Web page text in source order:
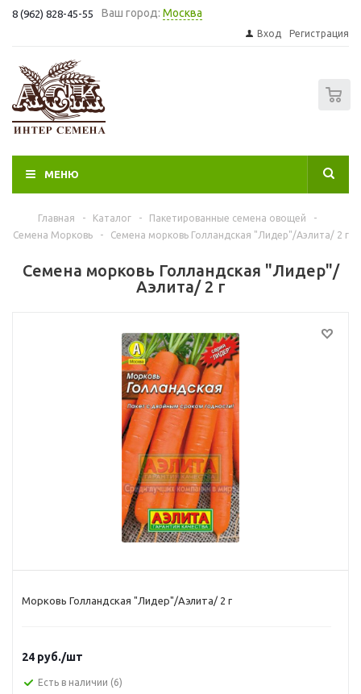
8 (962) 828-45-55 Ваш город: Москва
Вход Регистрация
МЕНЮ
Главная - Каталог - Пакетированные семена овощей
-
Семена Морковь
- Семена морковь Голландская "Лидер"/Аэлита/ 2 г
Семена морковь Голландская "Лидер"/
Аэлита/ 2 г
Морковь Голландская "Лидер"/Аэлита/ 2 г
24 руб./шт
Есть в наличии (6)